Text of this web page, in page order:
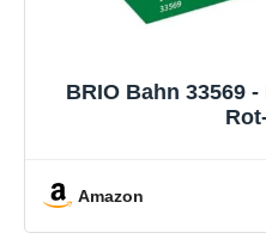
BRIO Bahn 33569
Amazon